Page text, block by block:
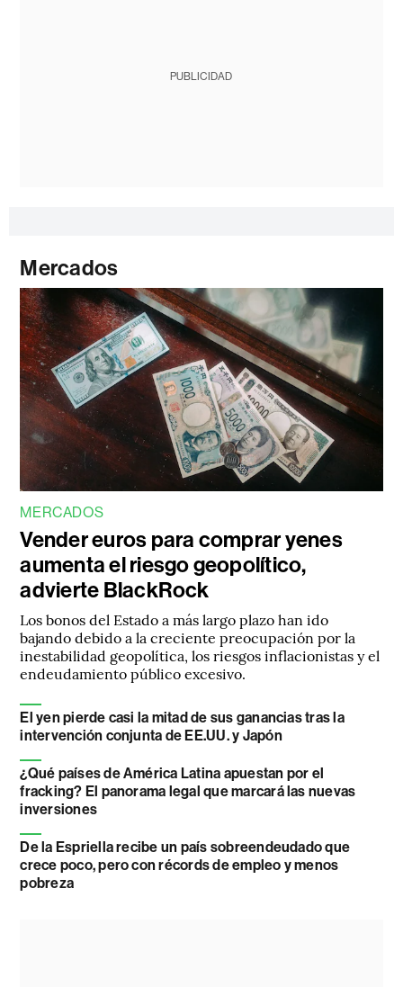
PUBLICIDAD
Mercados
MERCADOS
Vender euros para comprar yenes
aumenta el riesgo geopolítico,
advierte BlackRock
Los bonos del Estado a más largo plazo han ido
bajando debido a la creciente preocupación por la
inestabilidad geopolítica, los riesgos inflacionistas y el
endeudamiento público excesivo.
El yen pierde casi la mitad de sus ganancias tras la
intervención conjunta de EE.UU. y Japón
¿Qué países de América Latina apuestan por el
fracking? El panorama legal que marcará las nuevas
inversiones
De la Espriella recibe un país sobreendeudado que
crece poco, pero con récords de empleo y menos
pobreza